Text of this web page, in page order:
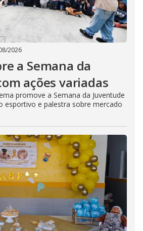
2026
a Semana da
ações variadas
promove a Semana da Juventude
esportivo e palestra sobre mercado